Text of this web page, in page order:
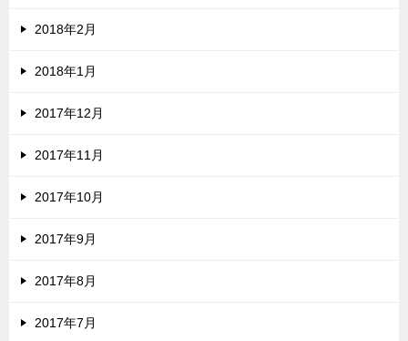
2018年2月
2018年1月
2017年12月
2017年11月
2017年10月
2017年9月
2017年8月
2017年7月